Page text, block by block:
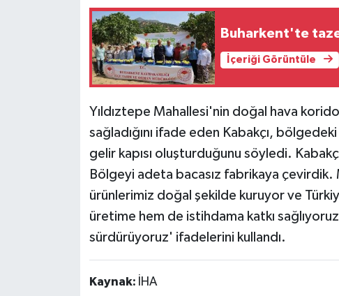
Buharkent'te taze
İçeriği Görüntüle
Yıldıztepe Mahallesi'nin doğal hava
sağladığını ifade eden Kabakçı,
gelir kapısı oluşturduğunu söyledi.
Bölgeyi adeta bacasız fabrikaya
ürünlerimiz doğal şekilde kuruyor ve
üretime hem de istihdama katkı
sürdürüyoruz' ifadelerini kullandı.
Kaynak: İHA